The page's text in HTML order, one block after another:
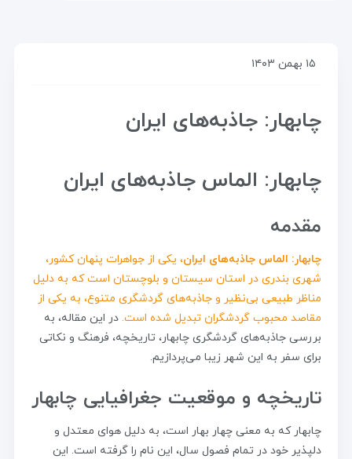
۱۵ بهمن ۱۴۰۳
چابهار: جاذبه‌های ایران
چابهار: الماس جاذبه‌های ایران
مقدمه
چابهار: الماس جاذبه‌های ایران، یکی از جواهرات پنهان کشور،
شهری بندری در استان سیستان و بلوچستان است که به دلیل
مناظر طبیعی بی‌نظیر و جاذبه‌های گردشگری متنوع، به یکی از
مقاصد محبوب گردشگران تبدیل شده است. در این مقاله، به
بررسی جاذبه‌های گردشگری چابهار، تاریخچه، فرهنگ و نکاتی
برای سفر به این شهر زیبا می‌پردازیم.
تاریخچه و موقعیت جغرافیایی چابهار
چابهار که به معنی چهار بهار است، به دلیل هوای معتدل و
دلپذیر خود در تمام فصول سال، این نام را گرفته است. این